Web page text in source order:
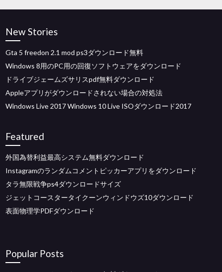
New Stories
Gta 5 freedon 2.1 mod ps3ダウンロード無料
Windows 8用のPC用の回復ソフトウェアをダウンロード
ドライブジェームズサリスpdf無料ダウンロード
Appleアプリがダウンロードされない場合の対処法
Windows Live 2017 Windows 10 Live ISOダウンロード2017
Featured
外国為替利益最高システム無料ダウンロード
Instagramのランダムコメントピッカーアプリをダウンロード
タラ無限戦争ps4ダウンロードサイズ
ジェットコースタータイクーンウィンドウズ10ダウンロード
表面物理学PDFダウンロード
Popular Posts